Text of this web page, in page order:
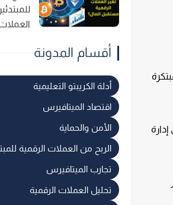
أقسام المدونة
أدلة الكريبتو التعليمية
اقتصاد الميتافيرس
الأمن والحماية
الربح من العملات الرقمية
تجارب الميتافيرس
تحليل العملات الرقمية